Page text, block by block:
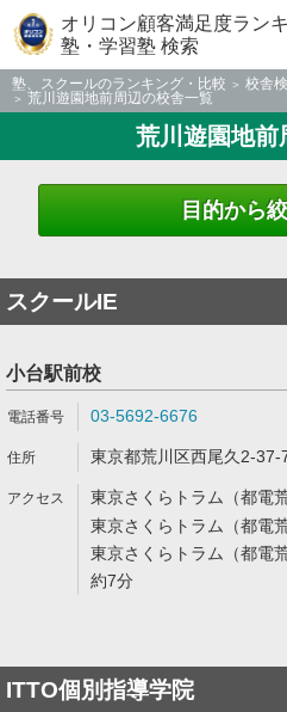
オリコン顧客満足度ラン
塾・学習塾 検索
塾、スクールのランキング・比較 校舎
荒川遊園地前周辺の校舎一覧
荒川遊園地前
目的から
スクールIE
小台駅前校
03-5692-6676
東京都荒川区西尾久2-37-
東京さくらトラム（都電
東京さくらトラム（都電
東京さくらトラム（都電
約7分
ITTO個別指導学院